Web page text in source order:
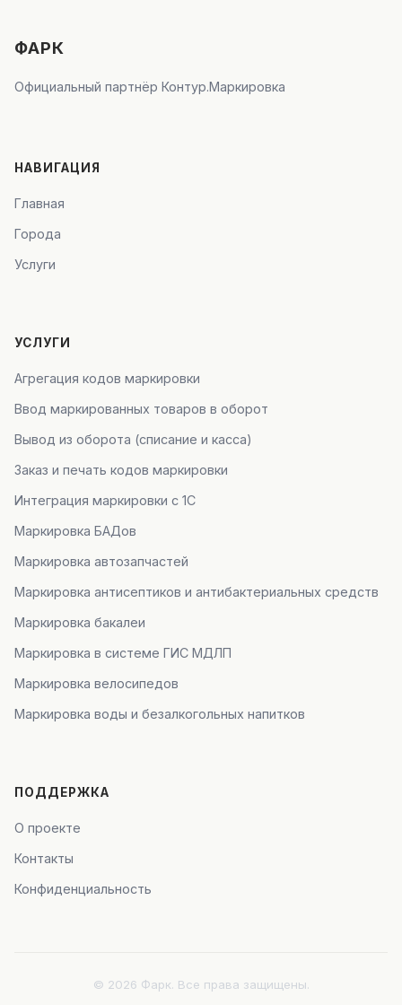
ФАРК
Официальный партнёр Контур.Маркировка
НАВИГАЦИЯ
Главная
Города
Услуги
УСЛУГИ
Агрегация кодов маркировки
Ввод маркированных товаров в оборот
Вывод из оборота (списание и касса)
Заказ и печать кодов маркировки
Интеграция маркировки с 1С
Маркировка БАДов
Маркировка автозапчастей
Маркировка антисептиков и антибактериальных средств
Маркировка бакалеи
Маркировка в системе ГИС МДЛП
Маркировка велосипедов
Маркировка воды и безалкогольных напитков
ПОДДЕРЖКА
О проекте
Контакты
Конфиденциальность
© 2026 Фарк. Все права защищены.